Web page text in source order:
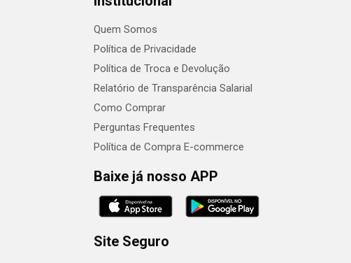
Quem Somos
Política de Privacidade
Política de Troca e Devolução
Relatório de Transparência Salarial
Como Comprar
Perguntas Frequentes
Política de Compra E-commerce
Baixe já nosso APP
Site Seguro